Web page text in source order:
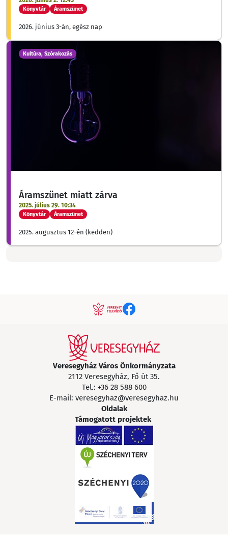
Könyvtár Áramszünet
2026. június 3-án, egész nap
Kultúra, Szórakozás
Áramszünet miatt zárva
2025. július 29. 10:34
Könyvtár Áramszünet
2025. augusztus 12-én (kedden)
Veresegyház Város Önkormányzata
2112 Veresegyház, Fő út 35.
Tel.: +36 28 588 600
E-mail: veresegyhaz@veresegyhaz.hu
Oldalak
Támogatott projektek